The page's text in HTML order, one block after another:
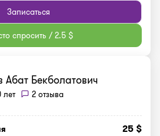
Записаться
спросить / 2.5 $
Бекболатович
лет 2 отзыва
25 $